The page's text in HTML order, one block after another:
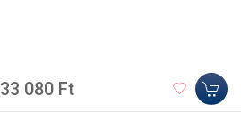
33 080 Ft